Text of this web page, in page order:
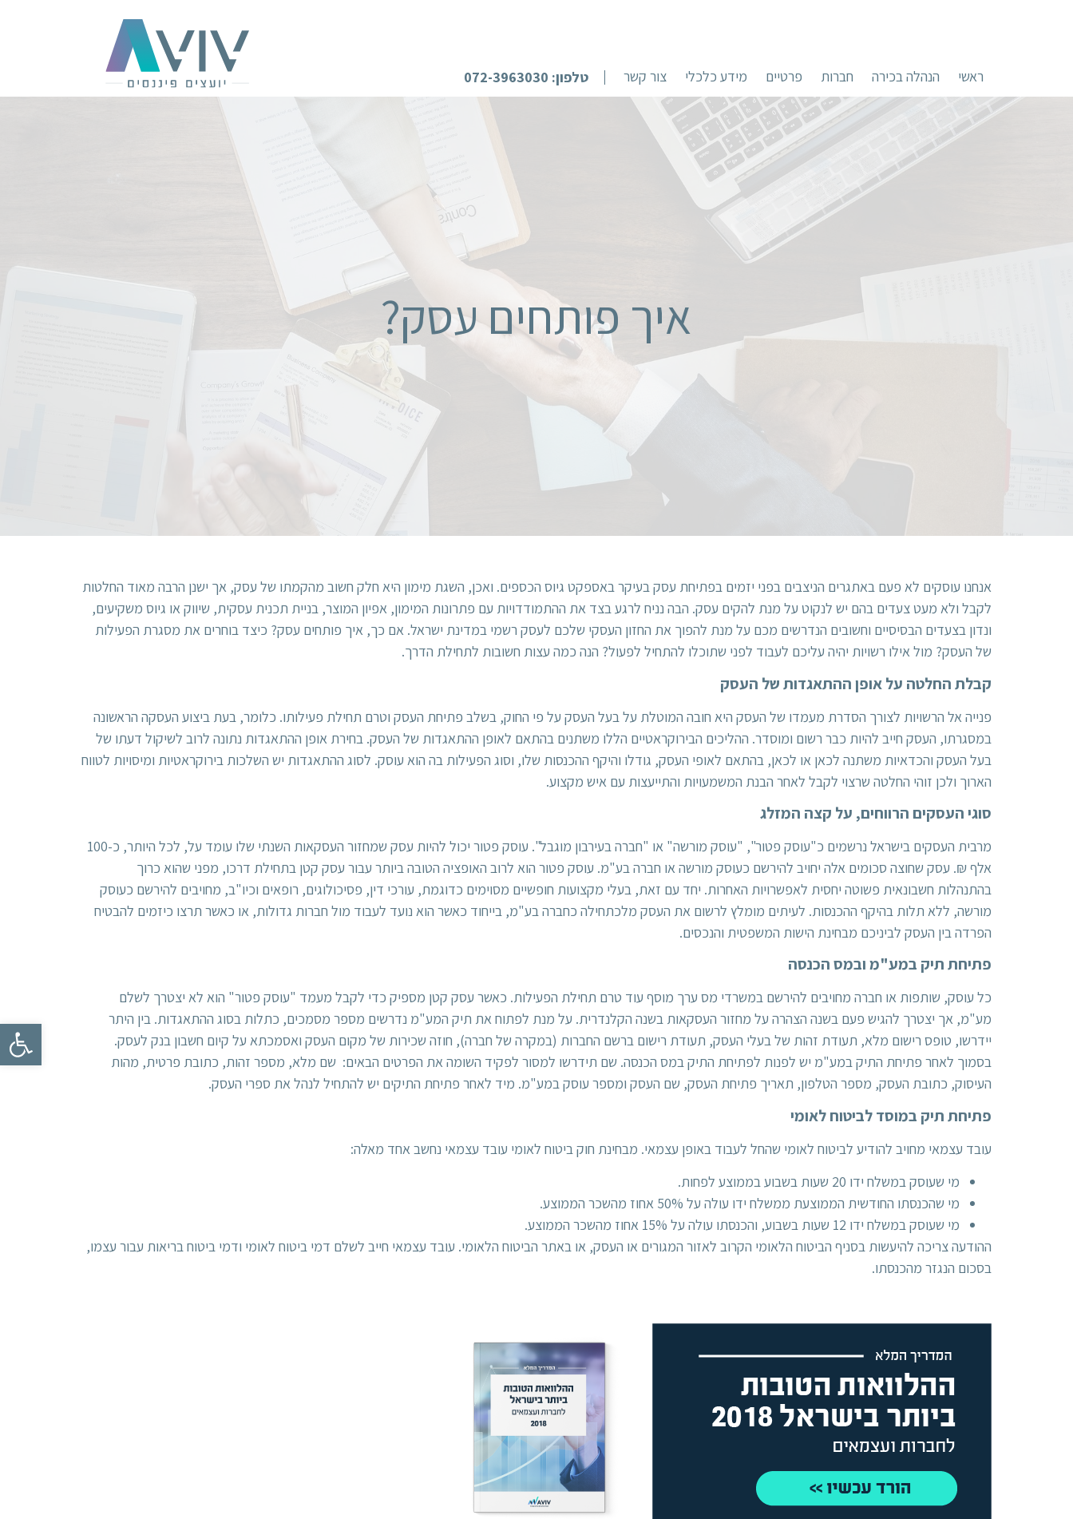
ראשי הנהלה בכירה חברות פרטיים מידע כלכלי צור קשר טלפון: 072-3963030
איך פותחים עסק?
אנחנו עוסקים לא פעם באתגרים הניצבים בפני יזמים בפתיחת עסק בעיקר באספקט גיוס הכספים. ואכן, השגת מימון היא חלק חשוב מהקמתו של עסק, אך ישנן הרבה מאוד החלטות
לקבל ולא מעט צעדים בהם יש לנקוט על מנת להקים עסק. הבה נניח לרגע בצד את ההתמודדויות עם פתרונות המימון, אפיון המוצר, בניית תכנית עסקית, שיווק או גיוס משקיעים,
ונדון בצעדים הבסיסיים וחשובים הנדרשים מכם על מנת להפוך את החזון העסקי שלכם לעסק רשמי במדינת ישראל. אם כך, איך פותחים עסק? כיצד בוחרים את מסגרת הפעילות
של העסק? מול אילו רשויות יהיה עליכם לעבוד לפני שתוכלו להתחיל לפעול? הנה כמה עצות חשובות לתחילת הדרך.
קבלת החלטה על אופן ההתאגדות של העסק
פנייה אל הרשויות לצורך הסדרת מעמדו של העסק היא חובה המוטלת על בעל העסק על פי החוק, בשלב פתיחת העסק וטרם תחילת פעילותו. כלומר, בעת ביצוע העסקה הראשונה
במסגרתו, העסק חייב להיות כבר רשום ומוסדר. ההליכים הבירוקראטיים הללו משתנים בהתאם לאופן ההתאגדות של העסק. בחירת אופן ההתאגדות נתונה לרוב לשיקול דעתו של
בעל העסק והכדאיות משתנה לכאן או לכאן, בהתאם לאופי העסק, גודלו והיקף ההכנסות שלו, וסוג הפעילות בה הוא עוסק. לסוג ההתאגדות יש השלכות בירוקראטיות ומיסויות לטווח
הארוך ולכן זוהי החלטה שרצוי לקבל לאחר הבנת המשמעויות והתייעצות עם איש מקצוע.
סוגי העסקים הרווחים, על קצה המזלג
מרבית העסקים בישראל נרשמים כ"עוסק פטור", "עוסק מורשה" או "חברה בעירבון מוגבל". עוסק פטור יכול להיות עסק שמחזור העסקאות השנתי שלו עומד על, לכל היותר, כ-100
אלף ₪. עסק שחוצה סכומים אלה יחויב להירשם כעוסק מורשה או חברה בע"מ. עוסק פטור הוא לרוב האופציה הטובה ביותר עבור עסק קטן בתחילת דרכו, מפני שהוא כרוך
בהתנהלות חשבונאית פשוטה יחסית לאפשרויות האחרות. יחד עם זאת, בעלי מקצועות חופשיים מסוימים כדוגמת, עורכי דין, פסיכולוגים, רופאים וכיו"ב, מחויבים להירשם כעוסק
מורשה, ללא תלות בהיקף ההכנסות. לעיתים מומלץ לרשום את העסק מלכתחילה כחברה בע"מ, בייחוד כאשר הוא נועד לעבוד מול חברות גדולות, או כאשר תרצו כיזמים להבטיח
הפרדה בין העסק לביניכם מבחינת הישות המשפטית והנכסים.
פתיחת תיק במע"מ ובמס הכנסה
כל עוסק, שותפות או חברה מחויבים להירשם במשרדי מס ערך מוסף עוד טרם תחילת הפעילות. כאשר עסק קטן מספיק כדי לקבל מעמד "עוסק פטור" הוא לא יצטרך לשלם
מע"מ, אך יצטרך להגיש פעם בשנה הצהרה על מחזור העסקאות בשנה הקלנדרית. על מנת לפתוח את תיק המע"מ נדרשים מספר מסמכים, כתלות בסוג ההתאגדות. בין היתר
יידרשו, טופס רישום מלא, תעודת זהות של בעלי העסק, תעודת רישום ברשם החברות (במקרה של חברה), חוזה שכירות של מקום העסק ואסמכתא על קיום חשבון בנק לעסק.
בסמוך לאחר פתיחת התיק במע"מ יש לפנות לפתיחת התיק במס הכנסה. שם תידרשו למסור לפקיד השומה את הפרטים הבאים: שם מלא, מספר זהות, כתובת פרטית, מהות
העיסוק, כתובת העסק, מספר הטלפון, תאריך פתיחת העסק, שם העסק ומספר עוסק במע"מ. מיד לאחר פתיחת התיקים יש להתחיל לנהל את ספרי העסק.
פתיחת תיק במוסד לביטוח לאומי
עובד עצמאי מחויב להודיע לביטוח לאומי שהחל לעבוד באופן עצמאי. מבחינת חוק ביטוח לאומי עובד עצמאי נחשב אחד מאלה:
מי שעוסק במשלח ידו 20 שעות בשבוע בממוצע לפחות.
מי שהכנסתו החודשית הממוצעת ממשלח ידו עולה על 50% אחוז מהשכר הממוצע.
מי שעוסק במשלח ידו 12 שעות בשבוע, והכנסתו עולה על 15% אחוז מהשכר הממוצע.
ההודעה צריכה להיעשות בסניף הביטוח הלאומי הקרוב לאזור המגורים או העסק, או באתר הביטוח הלאומי. עובד עצמאי חייב לשלם דמי ביטוח לאומי ודמי ביטוח בריאות עבור עצמו,
בסכום הנגזר מהכנסתו.